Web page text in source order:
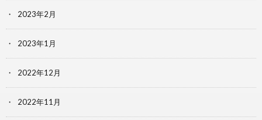
2023年2月
2023年1月
2022年12月
2022年11月